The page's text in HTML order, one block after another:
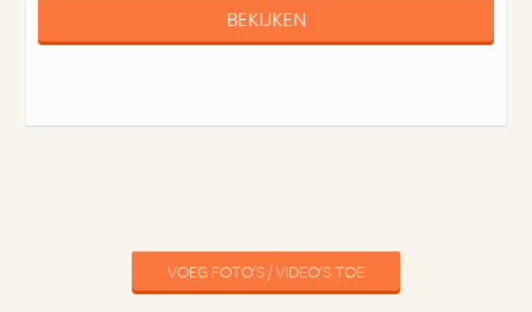
BEKIJKEN
VOEG FOTO'S / VIDEO'S TOE